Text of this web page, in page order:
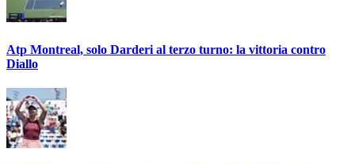
Atp Montreal, solo Darderi al terzo turno: la vittoria contro
Diallo